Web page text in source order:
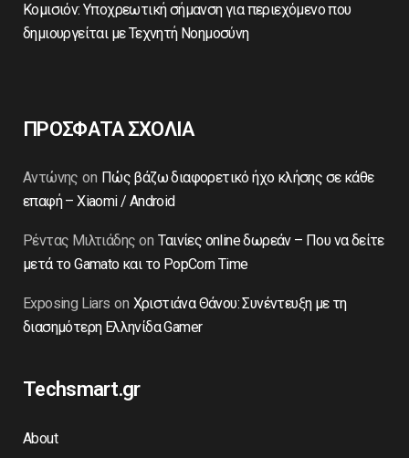
Κομισιόν: Υποχρεωτική σήμανση για περιεχόμενο που
δημιουργείται με Τεχνητή Νοημοσύνη
ΠΡΟΣΦΑΤΑ ΣΧΟΛΙΑ
Αντώνης on Πώς βάζω διαφορετικό ήχο κλήσης σε κάθε
επαφή – Xiaomi / Android
Ρέντας Μιλτιάδης onΤαινίες online δωρεάν – Που να δείτε
μετά το Gamato και το PopCorn Time
Exposing Liars on Χριστιάνα Θάνου: Συνέντευξη με τη
διασημότερη Ελληνίδα Gamer
Techsmart.gr
About